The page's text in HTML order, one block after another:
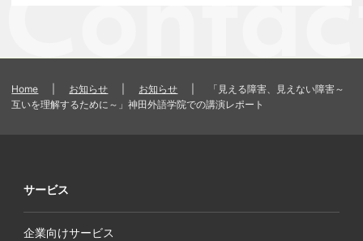
Home お知らせ お知らせ
「見える障害、見えない障害～
互いを理解するために～」神田外語学院での講演レポート
サービス
企業向けサービス